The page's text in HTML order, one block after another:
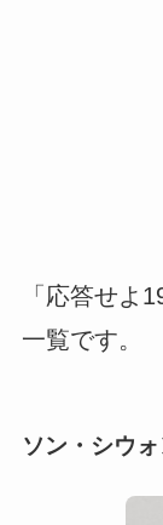
「応答せよ
一覧です。
ソン・シウ